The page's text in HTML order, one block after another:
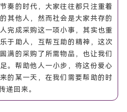
奏的时代，大家往往都只注重着
其他人，然而社会是大家共存的
完成采购这一项小事，其实也重
于助人，互帮互助的精神，这次
满的采购了所需物品，也让我们
。帮助他人一小步，将这份爱心
的某一天，在我们需要帮助的时
递回来。